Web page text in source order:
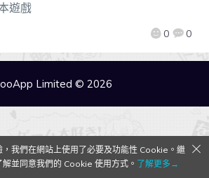
0 0
遊戲
Limited © 2026
我們在網站上使用了必要及功能性 Cookie。繼
並同意我們的 Cookie 使用方式。 了解更多→